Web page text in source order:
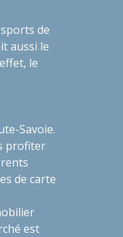
de
aussi le
le
Savoie.
profiter
de carte
est